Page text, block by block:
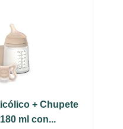
+ Chupete
ml con...